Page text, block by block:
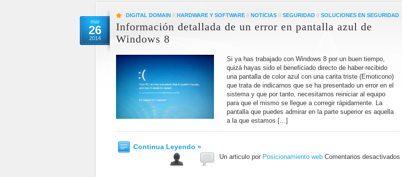
mar
26
2014
DIGITAL DOMAIN // HARDWARE Y SOFTWARE // NOTICIAS // SEGURIDAD // SOLUCIONES EN SEGURIDAD
Información detallada de un error en pantalla azul de
Windows 8
Si ya has trabajado con Windows 8 por un buen tiempo,
quizá hayas sido el beneficiado directo de haber recibido
una pantalla de color azul con una carita triste (Emoticono)
que trata de indicarnos que se ha presentado un error en el
sistema y que por tanto, necesitamos reiniciar al equipo
para que el mismo se llegue a corregir rápidamente. La
pantalla que puedes admirar en la parte superior es aquella
a la que estamos […]
Continua Leyendo »
Un articulo por Posicionamiento web Comentarios desactivados